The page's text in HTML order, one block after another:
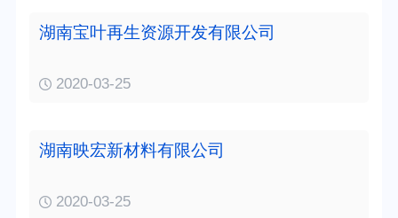
湖南宝叶再生资源开发有限公司
2020-03-25
湖南映宏新材料有限公司
2020-03-25